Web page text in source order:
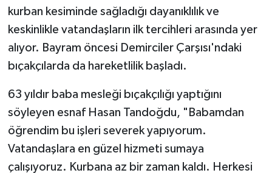
kurban kesiminde sağladığı dayanıklılık ve
keskinlikle vatandaşların ilk tercihleri arasında yer
alıyor. Bayram öncesi Demirciler Çarşısı'ndaki
bıçakçılarda da hareketlilik başladı.
63 yıldır baba mesleği bıçakçılığı yaptığını
söyleyen esnaf Hasan Tandoğdu, "Babamdan
öğrendim bu işleri severek yapıyorum.
Vatandaşlara en güzel hizmeti sumaya
çalışıyoruz. Kurbana az bir zaman kaldı. Herkesi